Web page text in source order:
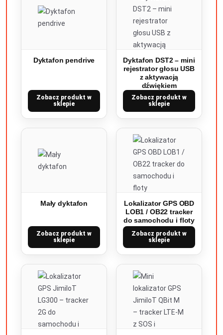
Dyktafon pendrive
Zobacz produkt w
sklepie
Dyktafon DST2 – mini
rejestrator głosu USB
z aktywacją
dźwiękiem
Zobacz produkt w
sklepie
Mały dyktafon
Zobacz produkt w
sklepie
Lokalizator GPS OBD
LOB1 / OB22 tracker
do samochodu i floty
Zobacz produkt w
sklepie